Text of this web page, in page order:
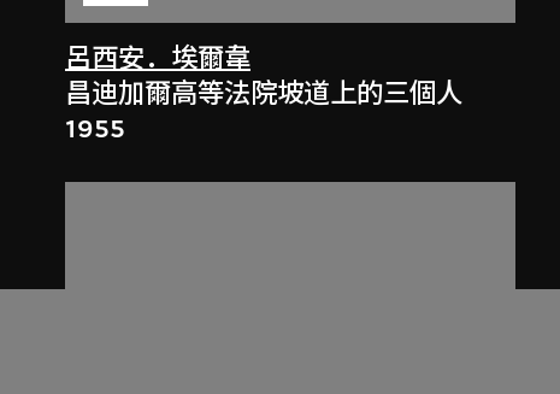
呂西安．埃爾韋
昌迪加爾高等法院坡道上的三個人
1955